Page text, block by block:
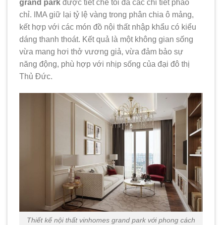
grand park được tiết chế tối đa các chi tiết phào
chỉ. IMA giữ lại tỷ lệ vàng trong phân chia ô mảng,
kết hợp với các món đồ nội thất nhập khẩu có kiểu
dáng thanh thoát. Kết quả là một không gian sống
vừa mang hơi thở vương giả, vừa đảm bảo sự
năng động, phù hợp với nhịp sống của đại đô thị
Thủ Đức.
Thiết kế nội thất vinhomes grand park với phong cách